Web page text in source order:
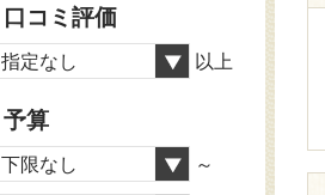
口コミ評価
指定なし 以上
予算
下限なし ～